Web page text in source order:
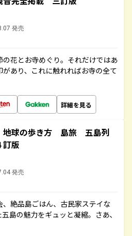
発売
花とお寺めぐり。それだけではあ
あり、これに触れればお寺の全て
詳細を見る
球の歩き方 島旅 五島列
版
発売
絶品島ごはん、古民家ステイな
島の魅力をギュッと凝縮。さあ、